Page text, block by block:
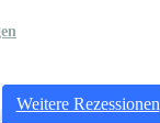
Weitere Rezessionen